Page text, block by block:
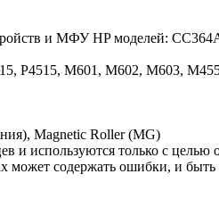
и МФУ HP моделей:
P4515, M601, M602, M603,
Magnetic Roller (MG)
и используются только с
содержать ошибки, и быть